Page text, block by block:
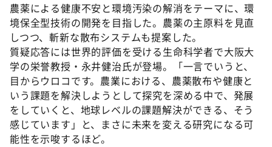
農薬による健康不安と環境汚染の解消をテーマに、環
境保全型技術の開発を目指した。農薬の主原料を見直
しつつ、斬新な散布システムも提案した。
質疑応答には世界的評価を受ける生命科学者で大阪大
学の栄誉教授・永井健治氏が登場。「一言でいうと、
目からウロコです。農業における、農薬散布や健康と
いう課題を解決しようとして探究を深める中で、発展
をしていくと、地球レベルの課題解決ができる、そう
感じています」と、まさに未来を変える研究になる可
能性を示唆するほど。